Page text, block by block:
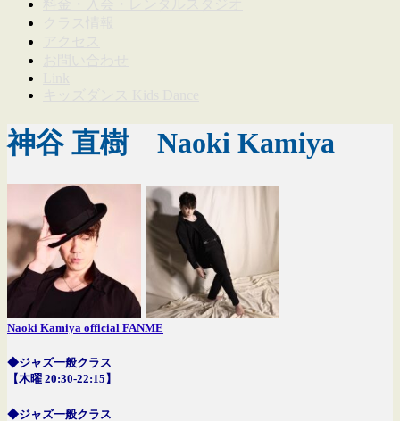
神谷 直樹 Naoki Kamiya
Naoki Kamiya official FANME
◆ジャズ一般クラス
【木曜 20:30-22:15】
◆ジャズ一般クラス